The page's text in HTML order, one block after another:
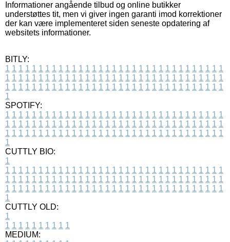
Informationer angående tilbud og online butikker
understøttes tit, men vi giver ingen garanti imod korrektioner
der kan være implementeret siden seneste opdatering af
websitets informationer.
BITLY:
1 1 1 1 1 1 1 1 1 1 1 1 1 1 1 1 1 1 1 1 1 1 1 1 1 1 1 1 1 1 1 1 1
1 1 1 1 1 1 1 1 1 1 1 1 1 1 1 1 1 1 1 1 1 1 1 1 1 1 1 1 1 1 1 1 1
1 1 1 1 1 1 1 1 1 1 1 1 1 1 1 1 1 1 1 1 1 1 1 1 1 1 1 1 1 1 1 1 1
1
SPOTIFY:
1 1 1 1 1 1 1 1 1 1 1 1 1 1 1 1 1 1 1 1 1 1 1 1 1 1 1 1 1 1 1 1 1
1 1 1 1 1 1 1 1 1 1 1 1 1 1 1 1 1 1 1 1 1 1 1 1 1 1 1 1 1 1 1 1 1
1 1 1 1 1 1 1 1 1 1 1 1 1 1 1 1 1 1 1 1 1 1 1 1 1 1 1 1 1 1 1 1 1
1
CUTTLY BIO:
1
1 1 1 1 1 1 1 1 1 1 1 1 1 1 1 1 1 1 1 1 1 1 1 1 1 1 1 1 1 1 1 1 1
1 1 1 1 1 1 1 1 1 1 1 1 1 1 1 1 1 1 1 1 1 1 1 1 1 1 1 1 1 1 1 1 1
1 1 1 1 1 1 1 1 1 1 1 1 1 1 1 1 1 1 1 1 1 1 1 1 1 1 1 1 1 1 1 1 1
1
CUTTLY OLD:
1
1 1 1 1 1 1 1 1 1 1
MEDIUM: